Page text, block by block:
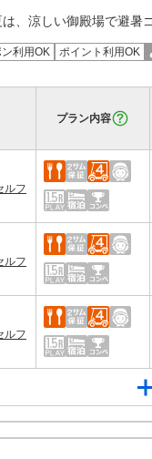
は、涼しい御殿場で避暑
利用OK ポイント利用OK
プラン内容
ルフ
ルフ
ルフ